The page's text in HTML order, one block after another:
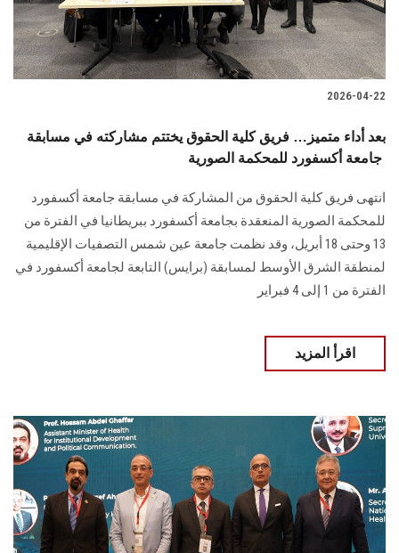
2026-04-22
بعد أداء متميز… فريق كلية الحقوق يختتم مشاركته في مسابقة
انتهى فريق كلية الحقوق من المشاركة في مسابقة جامعة أكسفورد
للمحكمة الصورية المنعقدة بجامعة أكسفورد ببريطانيا في الفترة من
13 وحتى 18 أبريل، وقد نظمت جامعة عين شمس التصفيات الإقليمية
لمنطقة الشرق الأوسط لمسابقة (برايس) التابعة لجامعة أكسفورد في
الفترة من 1 إلى 4 فبراير
اقرأ المزيد